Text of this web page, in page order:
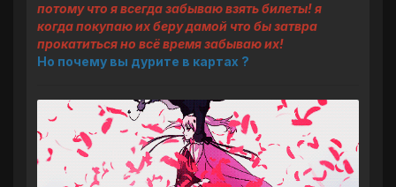
потому что я всегда забываю взять билеты! я
когда покупаю их беру дамой что бы затвра
прокатиться но всё время забываю их!
Но почему вы дурите в картах ?